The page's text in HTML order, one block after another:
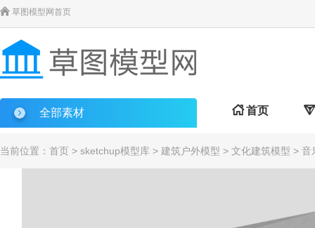
 草图模型网首页
全部素材 首页 
当前位置： 首页 > sketchup模型库 > 建筑户外模型 > 文化建筑模型 > 音